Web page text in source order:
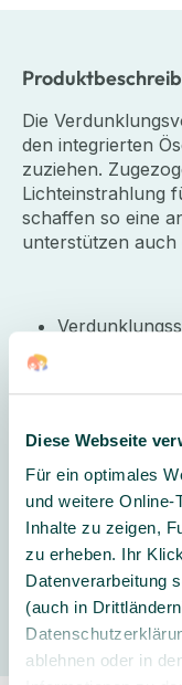
Diese Webseite
Für ein optimales
und weitere Online-
Inhalte zu zeigen,
zu erheben. Ihr
Datenverarbeitung
(auch in
ablehnen oder in
Die
den integrierten
zuziehen.
Lichteinstrahlung
schaffen so eine
unterstützen auch
mit 8
unten mit ca.
Lieferumfang:1
Hersteller